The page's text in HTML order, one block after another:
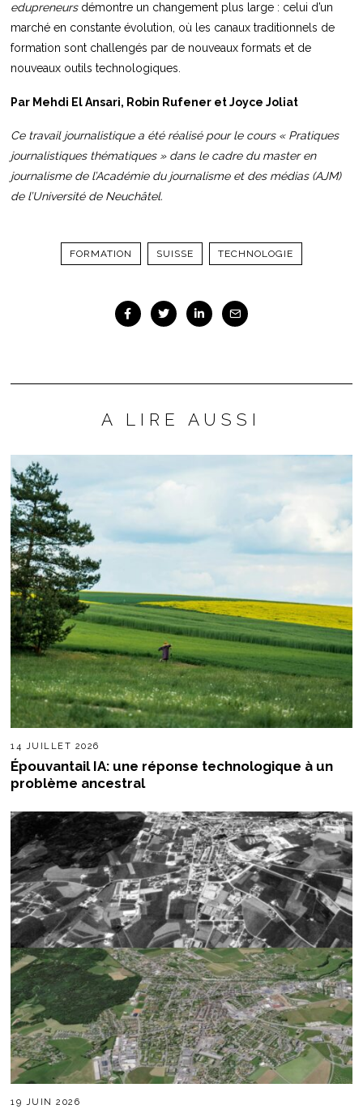
edupreneurs démontre un changement plus large : celui d’un
marché en constante évolution, où les canaux traditionnels de
formation sont challengés par de nouveaux formats et de
nouveaux outils technologiques.
Par Mehdi El Ansari, Robin Rufener et Joyce Joliat
Ce travail journalistique a été réalisé pour le cours « Pratiques
journalistiques thématiques » dans le cadre du master en
journalisme de l’Académie du journalisme et des médias (AJM)
de l’Université de Neuchâtel.
FORMATION SUISSE TECHNOLOGIE
A LIRE AUSSI
14 JUILLET 2026
Épouvantail IA: une réponse technologique à un
problème ancestral
19 JUIN 2026